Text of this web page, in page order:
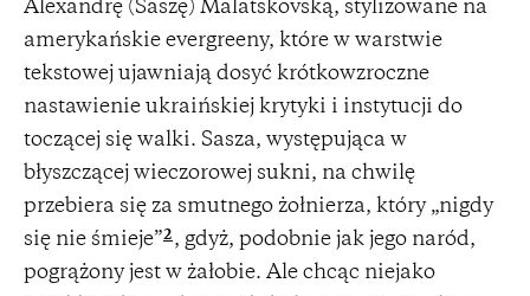
Alexandrę (Saszę) Malatskovską, stylizowane na
amerykańskie evergreeny, które w warstwie
tekstowej ujawniają dosyć krótkowzroczne
nastawienie ukraińskiej krytyki i instytucji do
toczącej się walki. Sasza, występująca w
błyszczącej wieczorowej sukni, na chwilę
przebiera się za smutnego żołnierza, który „nigdy
się nie śmieje”2 , gdyż, podobnie jak jego naród,
pogrążony jest w żałobie. Ale chcąc niejako